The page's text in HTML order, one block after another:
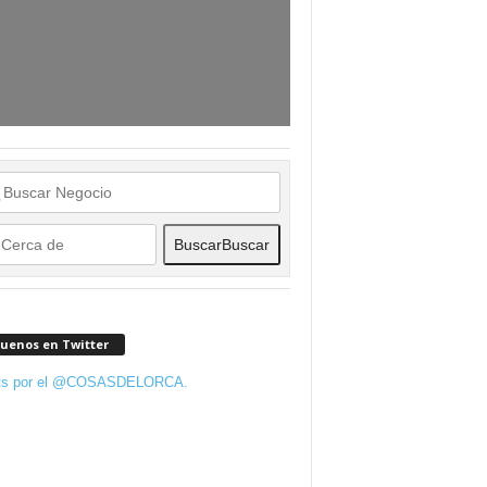
BuscarBuscar
en Twitter
por el @COSASDELORCA.